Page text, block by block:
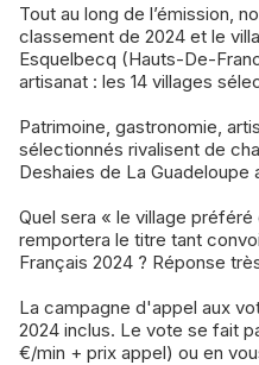
Tout au long de l’émission,
classement de 2024 et le
Esquelbecq (Hauts-De-
artisanat : les 14 villages
Patrimoine, gastronomie,
sélectionnés rivalisent de
Deshaies de La
Quel sera « le village
remportera le titre tant
Français 2024 ? Réponse
La campagne d'appel aux
2024 inclus. Le vote se fait
€/min + prix appel) ou en